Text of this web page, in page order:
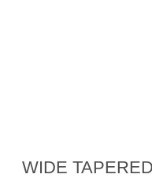
WIDE